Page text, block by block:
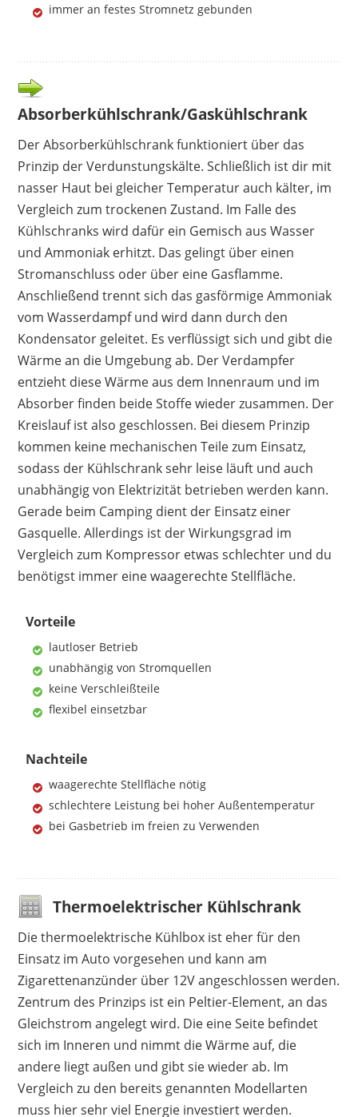
immer an festes Stromnetz gebunden
Absorberkühlschrank/Gaskühlschrank
Der Absorberkühlschrank funktioniert über das
Prinzip der Verdunstungskälte. Schließlich ist dir mit
nasser Haut bei gleicher Temperatur auch kälter, im
Vergleich zum trockenen Zustand. Im Falle des
Kühlschranks wird dafür ein Gemisch aus Wasser
und Ammoniak erhitzt. Das gelingt über einen
Stromanschluss oder über eine Gasflamme.
Anschließend trennt sich das gasförmige Ammoniak
vom Wasserdampf und wird dann durch den
Kondensator geleitet. Es verflüssigt sich und gibt die
Wärme an die Umgebung ab. Der Verdampfer
entzieht diese Wärme aus dem Innenraum und im
Absorber finden beide Stoffe wieder zusammen. Der
Kreislauf ist also geschlossen. Bei diesem Prinzip
kommen keine mechanischen Teile zum Einsatz,
sodass der Kühlschrank sehr leise läuft und auch
unabhängig von Elektrizität betrieben werden kann.
Gerade beim Camping dient der Einsatz einer
Gasquelle. Allerdings ist der Wirkungsgrad im
Vergleich zum Kompressor etwas schlechter und du
benötigst immer eine waagerechte Stellfläche.
Vorteile
lautloser Betrieb
unabhängig von Stromquellen
keine Verschleißteile
flexibel einsetzbar
Nachteile
waagerechte Stellfläche nötig
schlechtere Leistung bei hoher Außentemperatur
bei Gasbetrieb im freien zu Verwenden
Thermoelektrischer Kühlschrank
Die thermoelektrische Kühlbox ist eher für den
Einsatz im Auto vorgesehen und kann am
Zigarettenanzünder über 12V angeschlossen werden.
Zentrum des Prinzips ist ein Peltier-Element, an das
Gleichstrom angelegt wird. Die eine Seite befindet
sich im Inneren und nimmt die Wärme auf, die
andere liegt außen und gibt sie wieder ab. Im
Vergleich zu den bereits genannten Modellarten
muss hier sehr viel Energie investiert werden.